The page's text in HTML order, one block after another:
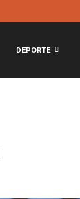
DEPORTE